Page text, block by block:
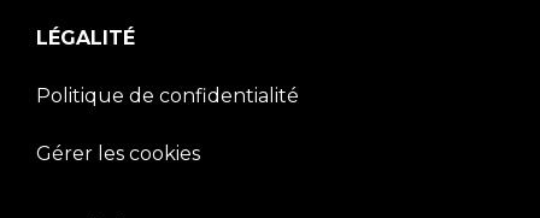
LÉGALITÉ
Politique de confidentialité
Gérer les cookies